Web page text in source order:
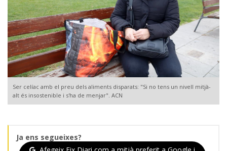
Ser celíac amb el preu dels aliments disparats: "Si no tens un nivell mitjà-
alt és insostenible i s'ha de menjar". ACN
Ja ens segueixes?